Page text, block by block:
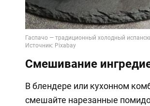
Смешивание
В блендере или кухонном
смешайте нарезанные